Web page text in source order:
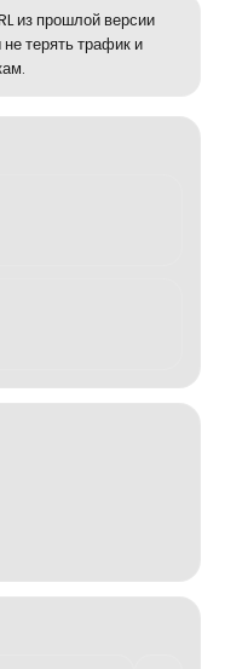
из прошлой версии
терять трафик и